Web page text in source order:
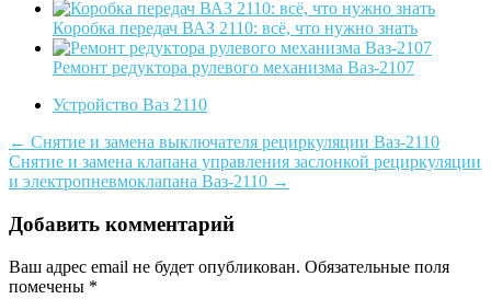
Коробка передач ВАЗ 2110: всё, что нужно знать
Ремонт редуктора рулевого механизма Ваз-2107
Устройство Ваз 2110
Post
navigation
← Снятие и замена выключателя рециркуляции Ваз-2110
Снятие и замена клапана управления заслонкой рециркуляции
и электропневмоклапана Ваз-2110 →
Добавить комментарий
Ваш адрес email не будет опубликован. Обязательные поля
помечены *